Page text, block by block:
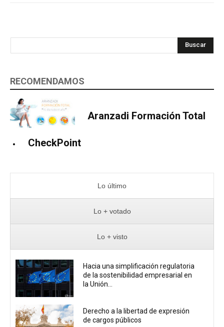
Buscar
RECOMENDAMOS
Aranzadi Formación Total
CheckPoint
Lo último
Lo + votado
Lo + visto
Hacia una simplificación regulatoria
de la sostenibilidad empresarial en
la Unión...
Derecho a la libertad de expresión
de cargos públicos